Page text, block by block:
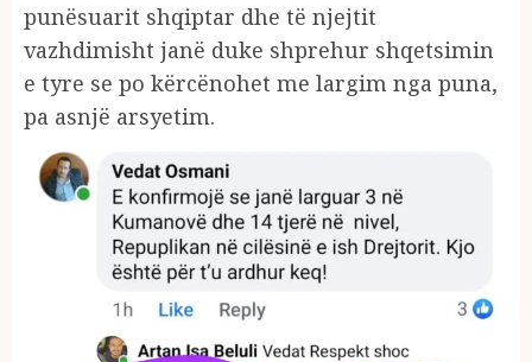
punësuarit shqiptar dhe të njejtit
vazhdimisht janë duke shprehur shqetsimin
e tyre se po kërcënohet me largim nga puna,
pa asnjë arsyetim.